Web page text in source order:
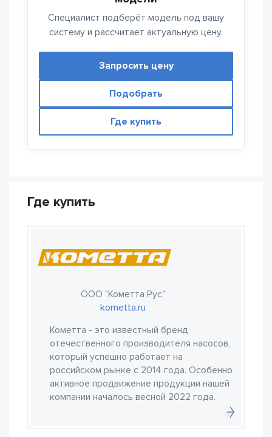
Специалист подберёт модель под вашу
систему и рассчитает актуальную цену.
Запросить цену
Подобрать
Где купить
Где купить
ООО "Кометта Рус"
kometta.ru
Кометта - это известный бренд
отечественного производителя насосов,
который успешно работает на
российском рынке с 2014 года. Особенно
активное продвижение продукции нашей
компании началось весной 2022 года.